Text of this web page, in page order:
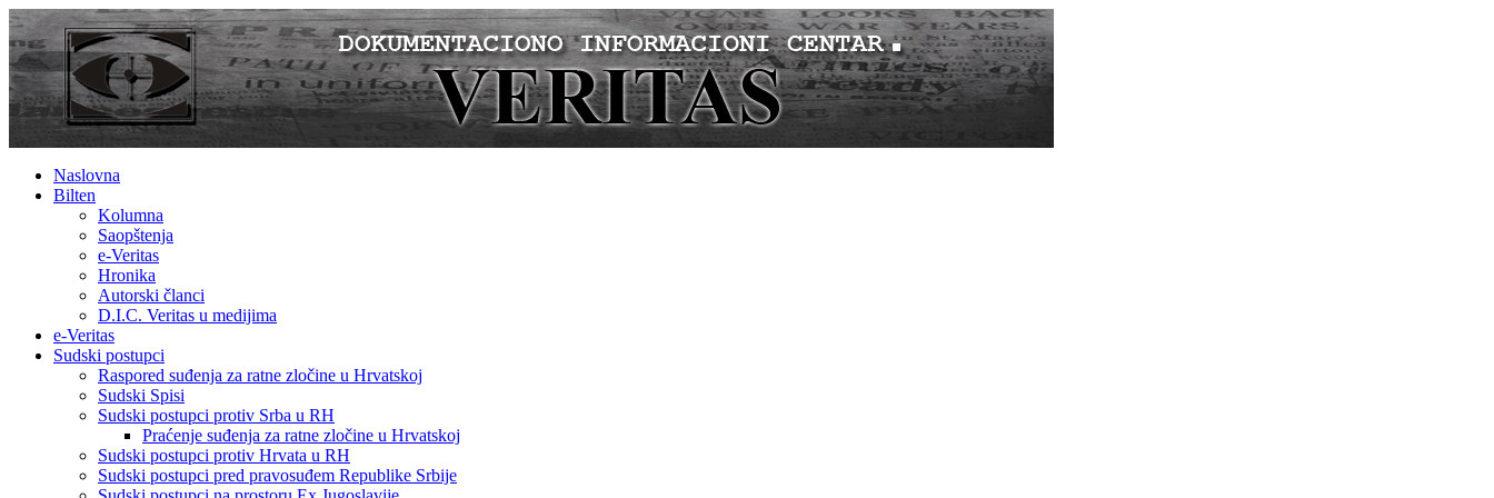
Naslovna
Bilten
Kolumna
Saopštenja
e-Veritas
Hronika
Autorski članci
D.I.C. Veritas u medijima
e-Veritas
Sudski postupci
Raspored suđenja za ratne zločine u Hrvatskoj
Sudski Spisi
Sudski postupci protiv Srba u RH
Praćenje suđenja za ratne zločine u Hrvatskoj
Sudski postupci protiv Hrvata u RH
Sudski postupci pred pravosuđem Republike Srbije